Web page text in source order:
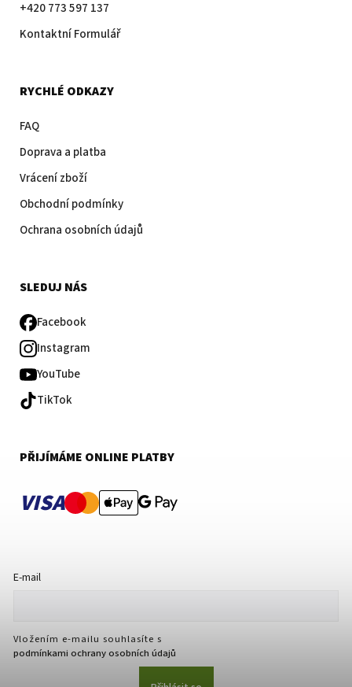
+420 773 597 137
Kontaktní Formulář
RYCHLÉ ODKAZY
FAQ
Doprava a platba
Vrácení zboží
Obchodní podmínky
Ochrana osobních údajů
SLEDUJ NÁS
Facebook
Instagram
YouTube
TikTok
PŘIJÍMÁME ONLINE PLATBY
VISA
E-mail
Vložením e-mailu souhlasíte s
podmínkami ochrany osobních údajů